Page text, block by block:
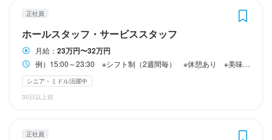
ヘルプ・お問い合わせフォーム
掲載をご検討の店舗様へ
正社員
ホールスタッフ・サービススタッフ
月給： 23万円〜32万円
例）15:00～23:30 ※シフト制（2週間毎） ※休憩あり ※美味しいまかない付き
シニア・ミドル活躍中
30日以上前
正社員
例）15:00～23:30　※シフト制（2週間毎）　※休憩あり　※美味し
いまかない付き
長期勤務歓迎 シフト制
固定シフト制(決まった時間・曜日に働ける)
自由シフト制(毎回、時間・曜日を選べる)
休日・休暇
勤務時間
例）14:00～23:00　※シフト制（2週間毎）　※休憩あり　※美味し
いまかない付き
終電考慮あり
固定シフト制(決まった時間・曜日に働ける)
自由シフト制(毎回、時間・曜日を選べる)
シフト制（2週間毎）
週2日からOK
週4日以上OK
シフト制
固定シフト制(決まった時間・曜日に働ける)
休日・休暇